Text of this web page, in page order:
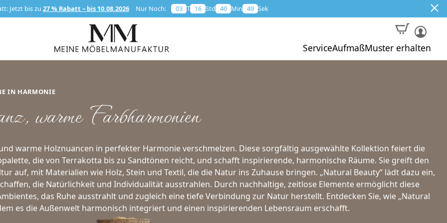
Jetzt bis zu 27 % Rabatt – bis 10.08.2026 Nur Noch: 03 T 16 Std 40 Min 47 Sek
ServiceAufmaßMuster erhalten
IN HARMONIE
warme Farbharmonien
warme Holznuancen in perfekter Harmonie verschmelzen. Diese sorgfältig ausgewählte Kollektion feiert die
die von Terrakotta bis zu Sandtönen reicht, und schafft inspirierende, harmonische Räume. Sie greift den
auf, mit Materialien wie Holz, Stein und Textil, die die Natur ins Zuhause bringen. „Natural Beauty“ lädt dazu ein,
die Natürlichkeit und Individualität ausstrahlen. Durch nachhaltige, zeitlose Elemente ermöglicht diese
das Ruhe ausstrahlt und zugleich eine tiefe Verbindung zur Natur herstellt. Entdecken Sie, wie „Natural
es die Außenwelt harmonisch integriert und einen inspirierenden Lebensraum erschafft.
Aktion